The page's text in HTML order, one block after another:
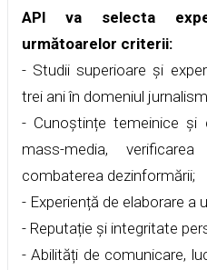
API va selecta
următoarelor criterii:
- Studii superioare și
trei ani în domeniul
- Cunoștințe temeinice și
mass-media,
combaterea dezinformării;
- Experiență de elaborare a
- Reputație și integritate
- Abilități de comunicare,